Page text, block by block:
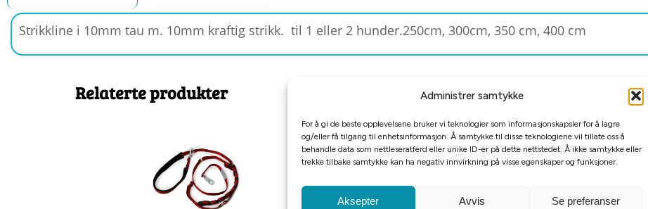
Administrer samtykke
For å gi de beste opplevelsene bruker vi teknologier som informasjonskapsler for å lagre
og/eller få tilgang til enhetsinformasjon. Å samtykke til disse teknologiene vil tillate oss å
behandle data som nettleseratferd eller unike ID-er på dette nettstedet. Å ikke samtykke eller
trekke tilbake samtykke kan ha negativ innvirkning på visse egenskaper og funksjoner.
Aksepter Avvis Se preferanser
Strikkline i 10mm tau m. 10mm kraftig strikk. til 1 eller 2 hunder.250cm, 300cm, 350 cm, 400 cm
Relaterte produkter